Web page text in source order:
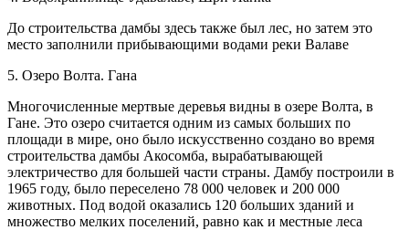
До строительства дамбы здесь также был лес, но затем это
место заполнили прибывающими водами реки Валаве
5. Озеро Волта. Гана
Многочисленные мертвые деревья видны в озере Волта, в
Гане. Это озеро считается одним из самых больших по
площади в мире, оно было искусственно создано во время
строительства дамбы Акосомба, вырабатывающей
электричество для большей части страны. Дамбу построили в
1965 году, было переселено 78 000 человек и 200 000
животных. Под водой оказались 120 больших зданий и
множество мелких поселений, равно как и местные леса